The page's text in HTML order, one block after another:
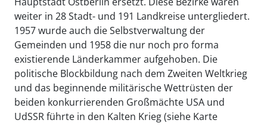
weiter in 28 Stadt- und 191 Landkreise untergliedert.
1957 wurde auch die Selbstverwaltung der
Gemeinden und 1958 die nur noch pro forma
existierende Länderkammer aufgehoben. Die
politische Blockbildung nach dem Zweiten Weltkrieg
und das beginnende militärische Wettrüsten der
beiden konkurrierenden Großmächte USA und
UdSSR führte in den Kalten Krieg (siehe Karte